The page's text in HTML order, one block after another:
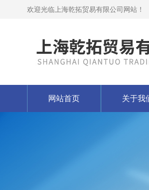
欢迎光临上海乾拓贸易有限公司网站！
网站首页 关于我